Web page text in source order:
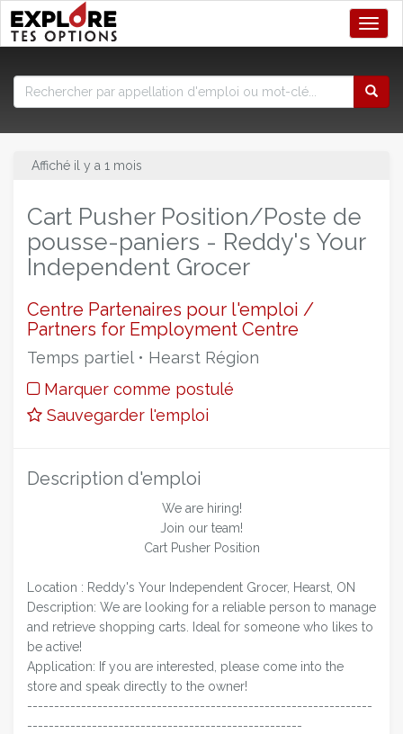
Affiché il y a 1 mois
Cart Pusher Position/Poste de
pousse-paniers - Reddy's Your
Independent Grocer
Centre Partenaires pour l'emploi /
Partners for Employment Centre
Temps partiel • Hearst Région
Marquer comme postulé
Sauvegarder l'emploi
Description d'emploi
We are hiring!
Join our team!
Cart Pusher Position
Location : Reddy's Your Independent Grocer, Hearst, ON
Description: We are looking for a reliable person to manage
and retrieve shopping carts. Ideal for someone who likes to
be active!
Application: If you are interested, please come into the
store and speak directly to the owner!
----------------------------------------------------------------
---------------------------------------------------